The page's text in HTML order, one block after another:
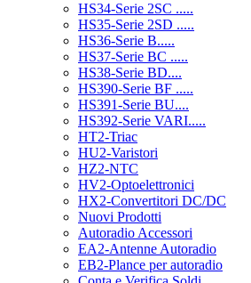
HS34-Serie 2SC .....
HS35-Serie 2SD .....
HS36-Serie B.....
HS37-Serie BC .....
HS38-Serie BD....
HS390-Serie BF .....
HS391-Serie BU....
HS392-Serie VARI.....
HT2-Triac
HU2-Varistori
HZ2-NTC
HV2-Optoelettronici
HX2-Convertitori DC/DC
Nuovi Prodotti
Autoradio Accessori
EA2-Antenne Autoradio
EB2-Plance per autoradio